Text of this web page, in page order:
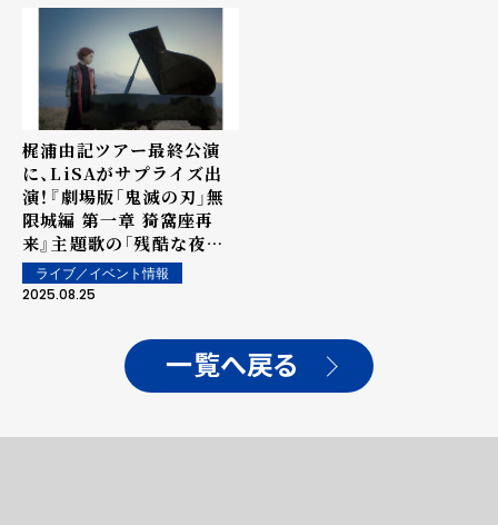
梶浦由記ツアー最終公演
に、LiSAがサプライズ出
演！『劇場版「鬼滅の刃」無
限城編 第一章 猗窩座再
来』主題歌の「残酷な夜に
輝け」をライブ初披露。
FictionJunction feat.
で発光している」配信開
ライブ／イベント情報
2025.08.25
一覧へ戻る